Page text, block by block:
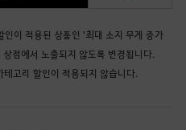
이 적용된 상품인 '최대 소지 무게 증가
점에서 노출되지 않도록 변경됩니다.
고리 할인이 적용되지 않습니다.